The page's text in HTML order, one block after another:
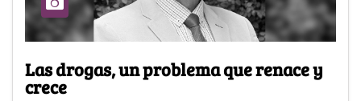
Las drogas, un problema que renace y
crece